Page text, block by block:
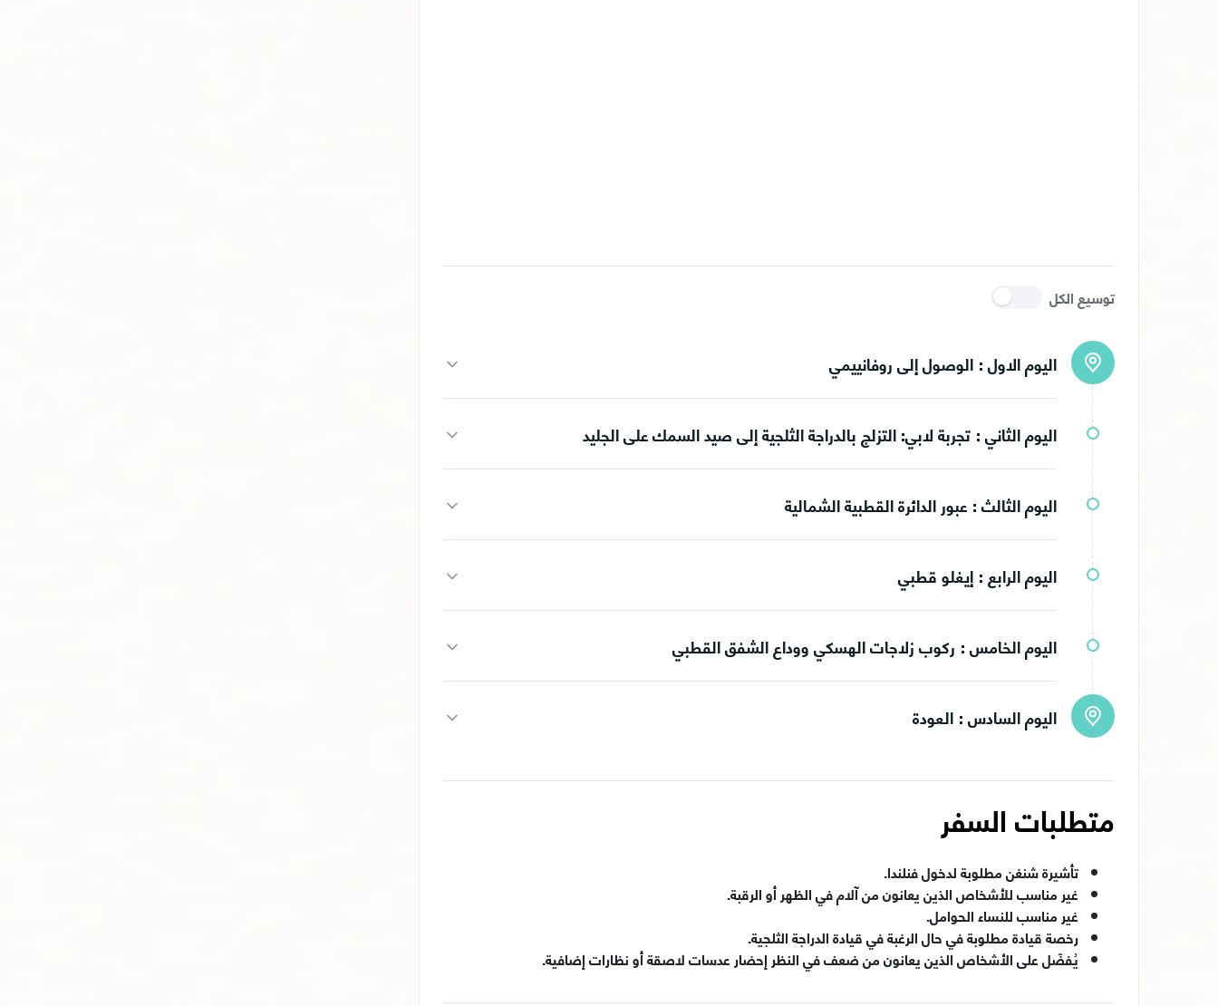
توسيع الكل
اليوم الاول : الوصول إلى روفانييمي
اليوم الثاني : تجربة لابي: التزلج بالدراجة الثلجية إلى صيد السمك على الجليد
اليوم الثالث : عبور الدائرة القطبية الشمالية
اليوم الرابع : إيغلو قطبي
اليوم الخامس : ركوب زلاجات الهسكي ووداع الشفق القطبي
اليوم السادس : العودة
متطلبات السفر
تأشيرة شنغن مطلوبة لدخول فنلندا.
غير مناسب للأشخاص الذين يعانون من آلام في الظهر أو الرقبة.
غير مناسب للنساء الحوامل.
رخصة قيادة مطلوبة في حال الرغبة في قيادة الدراجة الثلجية.
يُفضّل على الأشخاص الذين يعانون من ضعف في النظر إحضار عدسات لاصقة أو نظارات إضافية.